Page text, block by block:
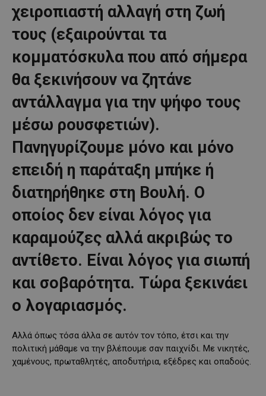
χειροπιαστή αλλαγή στη ζωή
τους (εξαιρούνται τα
κομματόσκυλα που από σήμερα
θα ξεκινήσουν να ζητάνε
αντάλλαγμα για την ψήφο τους
μέσω ρουσφετιών).
Πανηγυρίζουμε μόνο και μόνο
επειδή η παράταξη μπήκε ή
διατηρήθηκε στη Βουλή. Ο
οποίος δεν είναι λόγος για
καραμούζες αλλά ακριβώς το
αντίθετο. Είναι λόγος για σιωπή
και σοβαρότητα. Τώρα ξεκινάει
ο λογαριασμός.
Αλλά όπως τόσα άλλα σε αυτόν τον τόπο, έτσι και την
πολιτική μάθαμε να την βλέπουμε σαν παιχνίδι. Με νικητές,
χαμένους, πρωταθλητές, αποδυτήρια, εξέδρες και οπαδούς.